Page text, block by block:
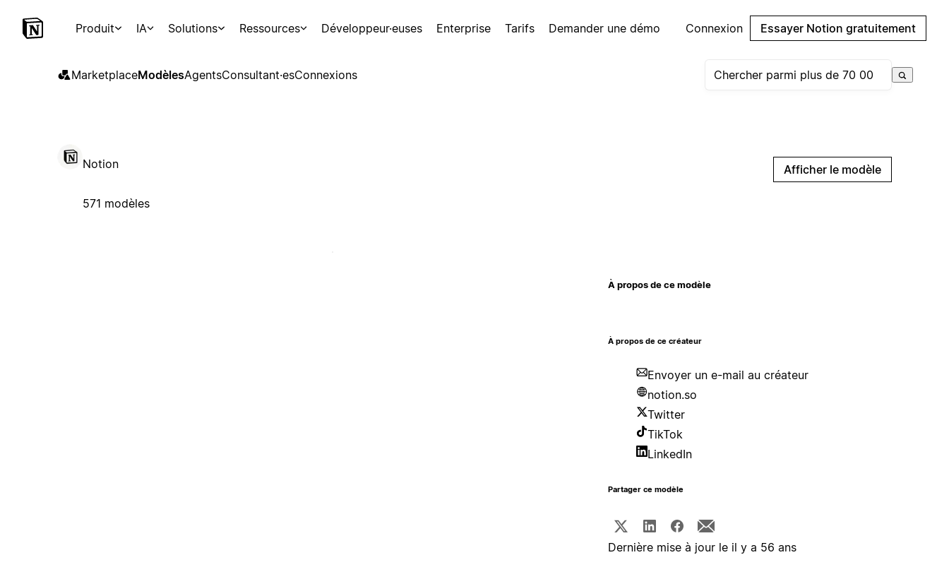
Produit IA Solutions Ressources Développeur·euses Enterprise Tarifs Demander une démo Connexion Essayer Notion gratuitement
MarketplaceModèlesAgentsConsultant·esConnexions
Notion
571 modèles
Afficher le modèle
À propos de ce modèle
À propos de ce créateur
Envoyer un e-mail au créateur
notion.so
Twitter
TikTok
LinkedIn
Partager ce modèle
Dernière mise à jour le il y a 56 ans